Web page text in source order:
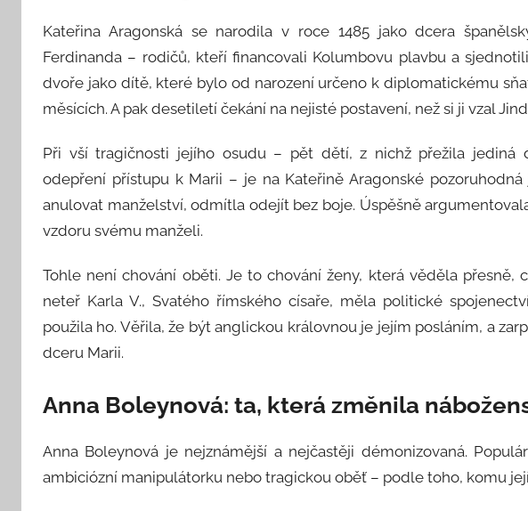
Kateřina Aragonská se narodila v roce 1485 jako dcera
Ferdinanda – rodičů, kteří financovali Kolumbovu plavbu a
dvoře jako dítě, které bylo od narození určeno k diplomatickému
měsících. A pak desetiletí čekání na nejisté postavení, než si ji vzal
Při vší tragičnosti jejího osudu – pět dětí, z nichž přežila jediná
odepření přístupu k Marii – je na Kateřině Aragonské
anulovat manželství, odmítla odejít bez boje. Úspěšně
vzdoru svému manželi.
Tohle není chování oběti. Je to chování ženy, která věděla přesně,
neteř Karla V., Svatého římského císaře, měla politické
použila ho. Věřila, že být anglickou královnou je jejím posláním, a
dceru Marii.
Anna Boleynová: ta, která změnila
Anna Boleynová je nejznámější a nejčastěji démonizovaná.
ambiciózní manipulátorku nebo tragickou oběť – podle toho, komu